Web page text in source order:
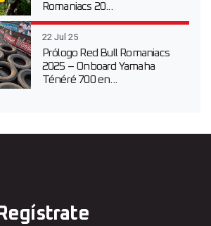
Romaniacs 20...
22 Jul 25
Prólogo Red Bull Romaniacs
2025 – Onboard Yamaha
Ténéré 700 en...